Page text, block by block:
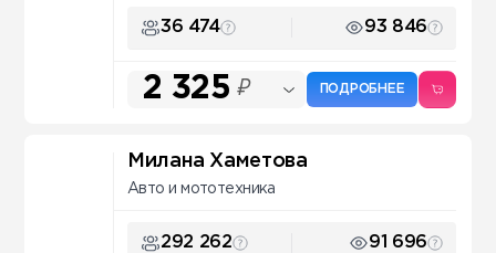
36 474 93 846
2 325 ₽ ПОДРОБНЕЕ
Милана Хаметова
Авто и мототехника
292 262 91 696